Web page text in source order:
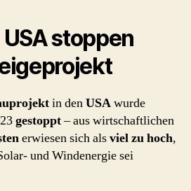
stoppen
in denUSAwurde
gestoppt– aus wirtschaftlichen
erwiesen sich alsviel zu hoch,
und Windenergie sei